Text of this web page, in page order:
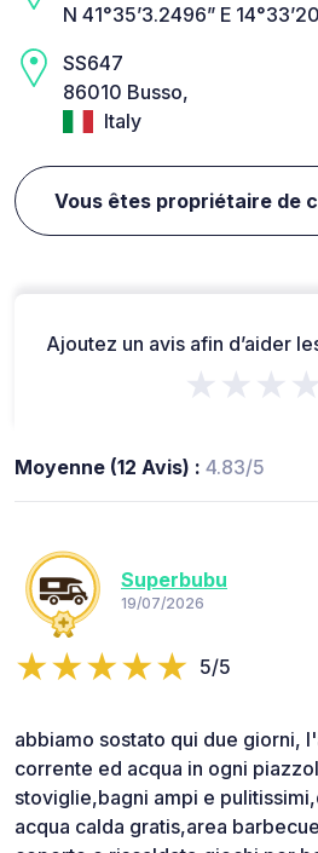
N 41°35’3.2496” E
SS647
86010 Busso,
Italy
Vous êtes propriétaire de
Ajoutez un avis afin d’aider
Moyenne (12 Avis) : 4.83/5
Superbubu
19/07/2026
5/5
abbiamo sostato qui due giorni,
corrente ed acqua in ogni
stoviglie,bagni ampi e
acqua calda gratis,area